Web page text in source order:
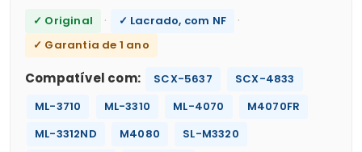
✓ Original · ✓ Lacrado, com NF ·
✓ Garantia de 1 ano
Compatível com: SCX-5637
SCX-4833
ML-3710
ML-3310 ML-4070
M4070FR
ML-3312ND
M4080
SL-M3320